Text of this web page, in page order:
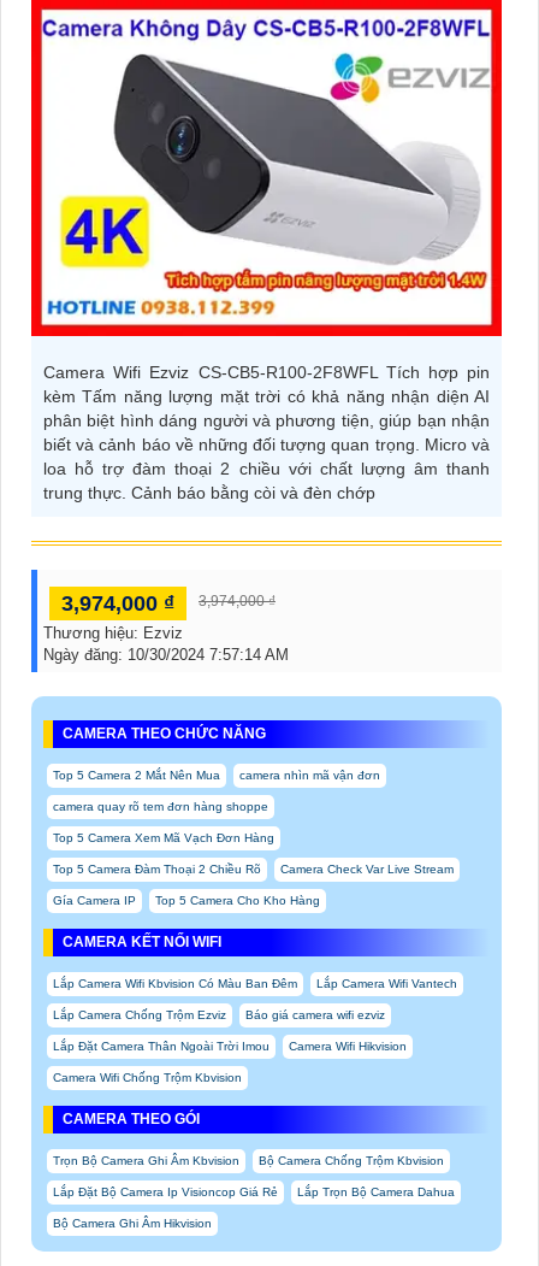
Camera Wifi Ezviz CS-CB5-R100-2F8WFL Tích hợp pin
kèm Tấm năng lượng mặt trời có khả năng nhận diện AI
phân biệt hình dáng người và phương tiện, giúp bạn nhận
biết và cảnh báo về những đối tượng quan trọng. Micro và
loa hỗ trợ đàm thoại 2 chiều với chất lượng âm thanh
trung thực. Cảnh báo bằng còi và đèn chớp
3,974,000 ₫ 3,974,000 ₫
Thương hiệu: Ezviz
Ngày đăng: 10/30/2024 7:57:14 AM
CAMERA THEO CHỨC NĂNG
Top 5 Camera 2 Mắt Nên Mua camera nhìn mã vận đơn
camera quay rõ tem đơn hàng shoppe
Top 5 Camera Xem Mã Vạch Đơn Hàng
Top 5 Camera Đàm Thoại 2 Chiều Rõ Camera Check Var Live Stream
Gía Camera IP Top 5 Camera Cho Kho Hàng
CAMERA KẾT NỐI WIFI
Lắp Camera Wifi Kbvision Có Màu Ban Đêm Lắp Camera Wifi Vantech
Lắp Camera Chống Trộm Ezviz Báo giá camera wifi ezviz
Lắp Đặt Camera Thân Ngoài Trời Imou Camera Wifi Hikvision
Camera Wifi Chống Trộm Kbvision
CAMERA THEO GÓI
Trọn Bộ Camera Ghi Âm Kbvision Bộ Camera Chống Trộm Kbvision
Lắp Đặt Bộ Camera Ip Visioncop Giá Rẻ Lắp Trọn Bộ Camera Dahua
Bộ Camera Ghi Âm Hikvision